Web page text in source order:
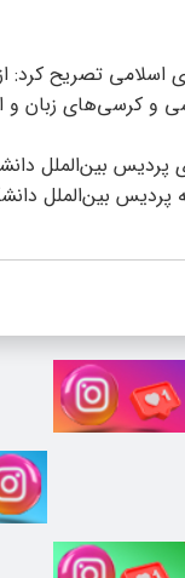
تصریح کرد:
و کرسی‌های زبان و
بین‌الملل
پردیس بین‌الملل